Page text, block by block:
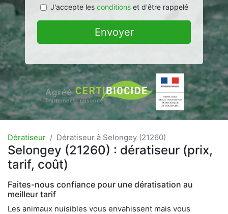
J'accepte les conditionset d'être rappelé
Envoyer
Dératiseur Dératiseur à Selongey (21260)
Selongey (21260) : dératiseur (prix,
tarif, coût)
Faites-nous confiance pour une dératisation au
meilleur tarif
Les animaux nuisibles vous envahissent mais vous